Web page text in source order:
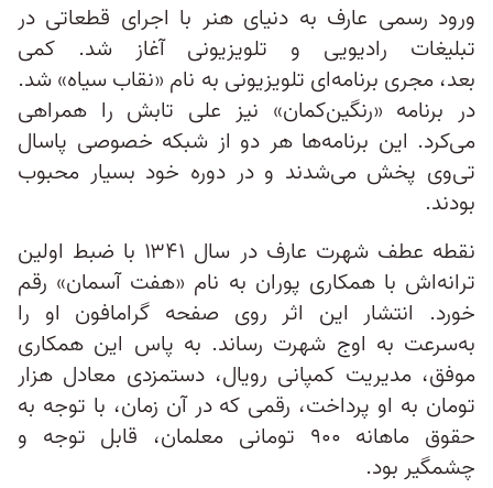
ورود رسمی عارف به دنیای هنر با اجرای قطعاتی در
تبلیغات رادیویی و تلویزیونی آغاز شد. کمی
بعد، مجری برنامه‌ای تلویزیونی به نام «نقاب سیاه» شد.
در برنامه «رنگین‌کمان» نیز علی تابش را همراهی
می‌کرد. این برنامه‌ها هر دو از شبکه خصوصی پاسال
تی‌وی پخش می‌شدند و در دوره خود بسیار محبوب
بودند.
نقطه عطف شهرت عارف در سال ۱۳۴۱ با ضبط اولین
ترانه‌اش با همکاری پوران به نام «هفت آسمان» رقم
خورد. انتشار این اثر روی صفحه گرامافون او را
به‌سرعت به اوج شهرت رساند. به پاس این همکاری
موفق، مدیریت کمپانی رویال، دستمزدی معادل هزار
تومان به او پرداخت، رقمی که در آن زمان، با توجه به
حقوق ماهانه ۹۰۰ تومانی معلمان، قابل توجه و
چشمگیر بود.